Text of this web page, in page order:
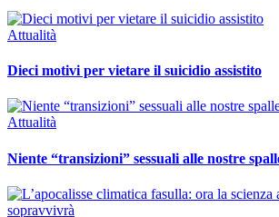
Attualità
Dieci motivi per vietare il suicidio assistito
Attualità
Niente “transizioni” sessuali alle nostre